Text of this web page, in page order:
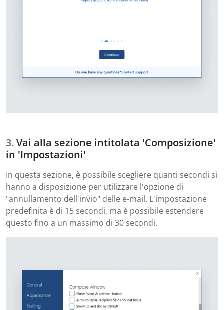
Vai alla sezione intitolata 'Composizione'
in 'Impostazioni'
In questa sezione, è possibile scegliere quanti secondi si
hanno a disposizione per utilizzare l'opzione di
"annullamento dell'invio" delle e-mail. L'impostazione
predefinita è di 15 secondi, ma è possibile estendere
questo fino a un massimo di 30 secondi.